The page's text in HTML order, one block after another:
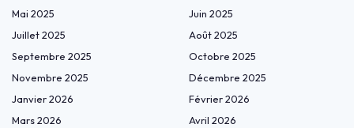
Mai 2025
Juin 2025
Juillet 2025
Août 2025
Septembre 2025
Octobre 2025
Novembre 2025
Décembre 2025
Janvier 2026
Février 2026
Mars 2026
Avril 2026